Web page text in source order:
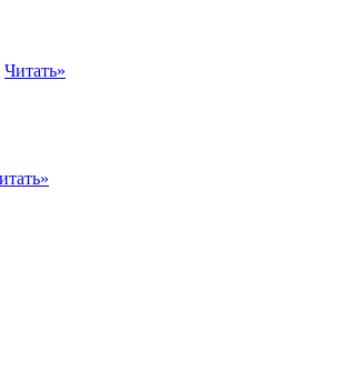
Читать»